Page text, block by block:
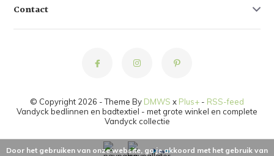
Contact
© Copyright 2026 - Theme By DMWS x Plus+ - RSS-feed
Vandyck bedlinnen en badtextiel - met grote winkel en complete
Vandyck collectie
Door het gebruiken van onze website, ga je akkoord met het gebruik van